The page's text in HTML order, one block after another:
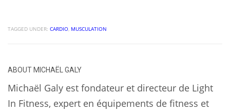
TAGGED UNDER: CARDIO, MUSCULATION
ABOUT MICHAËL GALY
Michaël Galy est fondateur et directeur de Light
In Fitness, expert en équipements de fitness et